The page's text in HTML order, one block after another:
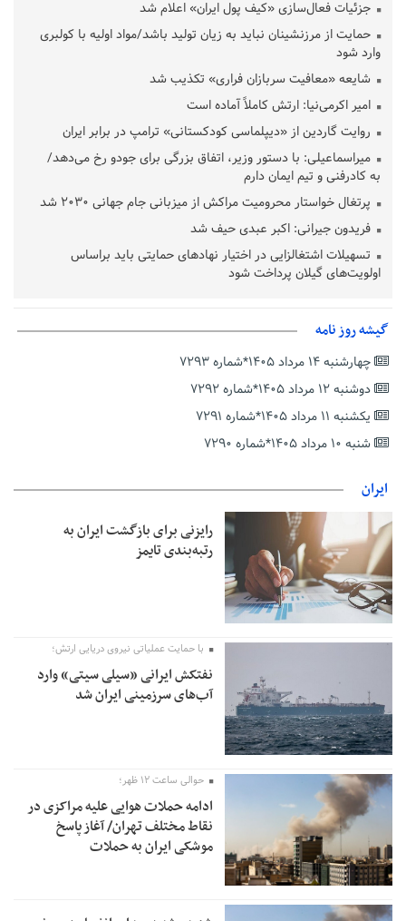
جزئیات فعال‌سازی «کیف پول ایران» اعلام شد
حمایت از مرزنشینان نباید به زیان تولید باشد/مواد اولیه با کولبری
وارد شود
شایعه «معافیت سربازان فراری» تکذیب شد
امیر اکرمی‌نیا: ارتش کاملاً آماده است
روایت گاردین از «دیپلماسی کودکستانی» ترامپ در برابر ایران
میراسماعیلی: با دستور وزیر، اتفاق بزرگی برای جودو رخ می‌دهد/
به کادرفنی و تیم ایمان دارم
پرتغال خواستار محرومیت مراکش از میزبانی جام جهانی ۲۰۳۰ شد
فریدون جیرانی: اکبر عبدی حیف شد
تسهیلات اشتغالزایی در اختیار نهادهای حمایتی باید براساس
اولویت‌های گیلان پرداخت شود
دفتر رهبر انقلاب: مطالب خارج از مراجع رسمی فاقد سندیت است
بقائی: فضای مذاکرات فنی و سیاسی ایران و عمان درباره تنگه هرمز،
مثبت است
رئیس سازمان جهاد کشاورزی استان: کشاورزان گیلان نسبت به
دریافت یارانه کود اقدام کنند
گیشه روز نامه
چهارشنبه ۱۴ مرداد ۱۴۰۵*شماره ۷۲۹۳
دوشنبه ۱۲ مرداد ۱۴۰۵*شماره ۷۲۹۲
یکشنبه ۱۱ مرداد ۱۴۰۵*شماره ۷۲۹۱
شنبه ۱۰ مرداد ۱۴۰۵*شماره ۷۲۹۰
ایران
رایزنی برای بازگشت ایران به
رتبه‌بندی تایمز
با حمایت عملیاتی نیروی دریایی ارتش؛
نفتکش ایرانی «سیلی سیتی» وارد
آب‌های سرزمینی ایران شد
حوالی ساعت ۱۲ ظهر؛
ادامه حملات هوایی علیه مراکزی در
نقاط مختلف تهران/ آغاز پاسخ
موشکی ایران به حملات